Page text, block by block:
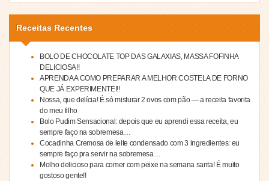
Receitas Recentes
BOLO DE CHOCOLATE TOP DAS GALAXIAS, MASSA FOFINHA
DELICIOSA!!
APRENDA A COMO PREPARAR A MELHOR COSTELA DE FORNO
QUE JÁ EXPERIMENTEI!!
Nossa, que delícia! É só misturar 2 ovos com pão — a receita favorita
do meu filho
Bolo Pudim Sensacional: depois que eu aprendi essa receita, eu
sempre faço na sobremesa…
Cocadinha Cremosa de leite condensado com 3 ingredientes: eu
sempre faço pra servir na sobremesa…
Molho delicioso para comer com peixe na semana santa! É muito
gostoso gente!!